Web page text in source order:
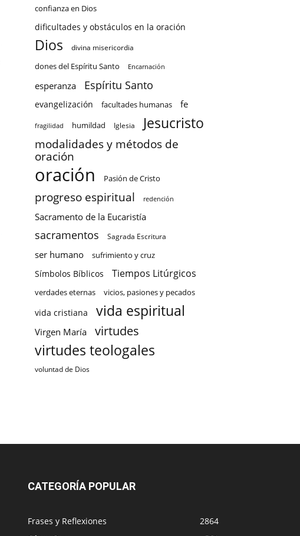
confianza en Dios
dificultades y obstáculos en la oración
Dios divina misericordia
dones del Espíritu Santo Encarnación
esperanza Espíritu Santo
evangelización facultades humanas fe
fragilidad humildad Iglesia Jesucristo
modalidades y métodos de
oración
oración Pasión de Cristo
progreso espiritual redención
Sacramento de la Eucaristía
sacramentos Sagrada Escritura
ser humano sufrimiento y cruz
Símbolos Bíblicos Tiempos Litúrgicos
verdades eternas vicios, pasiones y pecados
vida cristiana vida espiritual
Virgen María virtudes
virtudes teologales
voluntad de Dios
CATEGORÍA POPULAR
Frases y Reflexiones
2864